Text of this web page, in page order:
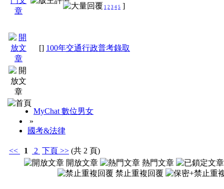
1 2 3 4 5 ]
[] 100年交通行政普考錄取
MyChat 數位男女
»
國考&法律
<< 1 2 下頁 >> (共 2 頁)
開放文章
熱門文章
禁止重複回覆